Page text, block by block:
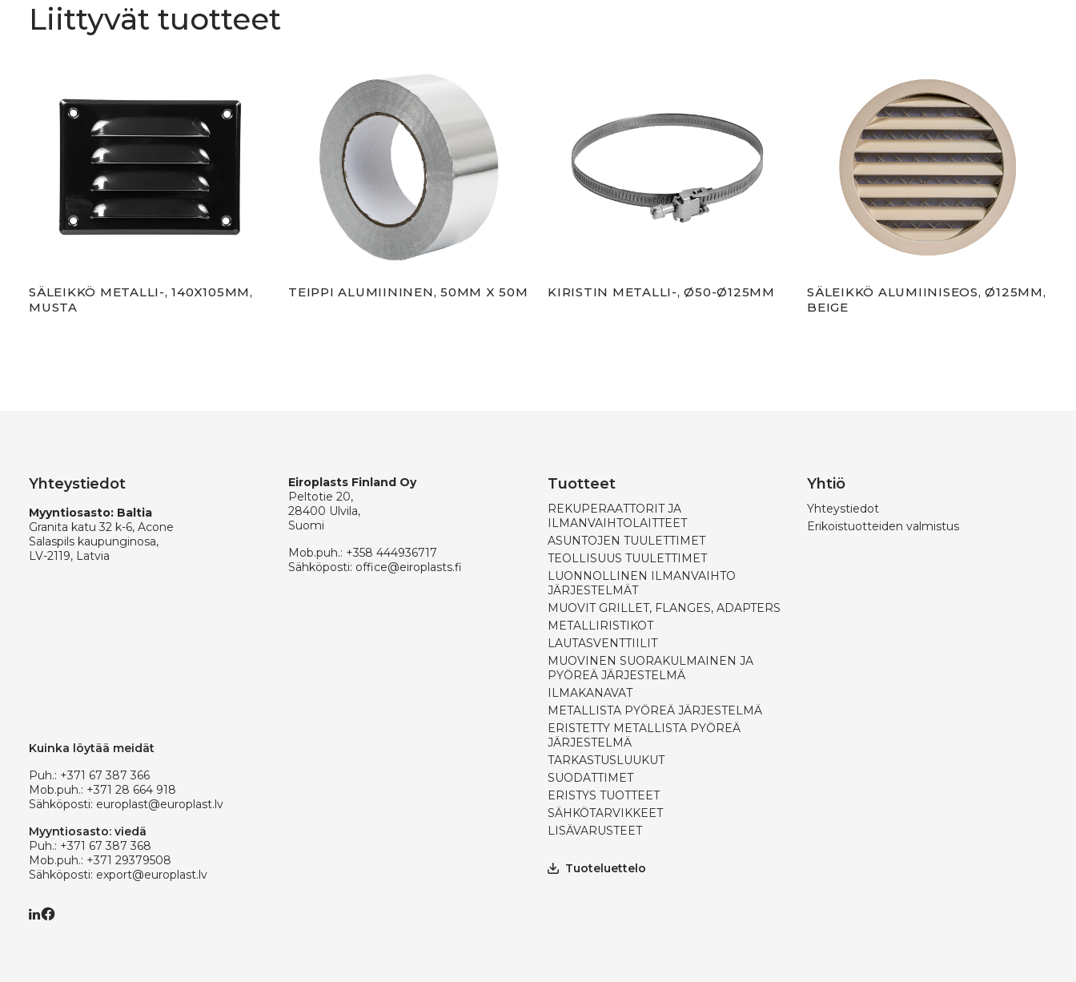
Liittyvät tuotteet
SÄLEIKKÖ METALLI-, 140X105MM,
MUSTA
TEIPPI ALUMIININEN, 50MM X 50M KIRISTIN METALLI-, Ø50-Ø125MM
SÄLEIKKÖ ALUMIINISEOS, Ø125MM,
BEIGE
Yhteystiedot
Myyntiosasto: Baltia
Granita katu 32 k-6, Acone
Salaspils kaupunginosa,
LV-2119, Latvia
Kuinka löytää meidät
Puh.: +371 67 387 366
Mob.puh.: +371 28 664 918
Sähköposti: europlast@europlast.lv
Myyntiosasto: viedä
Puh.: +371 67 387 368
Mob.puh.: +371 29379508
Sähköposti: export@europlast.lv
Eiroplasts Finland Oy
Peltotie 20,
28400 Ulvila,
Suomi
Mob.puh.: +358 444936717
Sähköposti: office@eiroplasts.fi
Tuotteet
REKUPERAATTORIT JA
ILMANVAIHTOLAITTEET
ASUNTOJEN TUULETTIMET
TEOLLISUUS TUULETTIMET
LUONNOLLINEN ILMANVAIHTO
JÄRJESTELMÄT
MUOVIT GRILLET, FLANGES, ADAPTERS
METALLIRISTIKOT
LAUTASVENTTIILIT
MUOVINEN SUORAKULMAINEN JA
PYÖREÄ JÄRJESTELMÄ
ILMAKANAVAT
METALLISTA PYÖREÄ JÄRJESTELMÄ
ERISTETTY METALLISTA PYÖREÄ
JÄRJESTELMÄ
TARKASTUSLUUKUT
SUODATTIMET
ERISTYS TUOTTEET
SÄHKÖTARVIKKEET
LISÄVARUSTEET
Tuoteluettelo
Yhtiö
Yhteystiedot
Erikoistuotteiden valmistus